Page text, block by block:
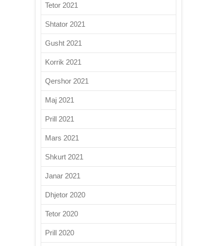
Tetor 2021
Shtator 2021
Gusht 2021
Korrik 2021
Qershor 2021
Maj 2021
Prill 2021
Mars 2021
Shkurt 2021
Janar 2021
Dhjetor 2020
Tetor 2020
Prill 2020